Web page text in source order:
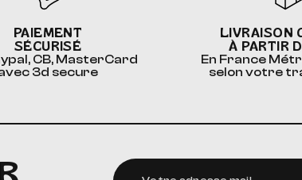
PAIEMENT
SÉCURISÉ
CB, MasterCard
3d secure
LIVRAISON
À PARTIR
En France
selon votre